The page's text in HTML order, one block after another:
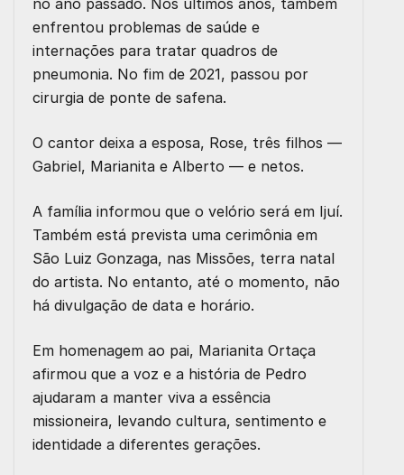
enfrentou problemas de saúde e
internações para tratar quadros de
pneumonia. No fim de 2021, passou por
cirurgia de ponte de safena.
O cantor deixa a esposa, Rose, três filhos —
Gabriel, Marianita e Alberto — e netos.
A família informou que o velório será em Ijuí.
Também está prevista uma cerimônia em
São Luiz Gonzaga, nas Missões, terra natal
do artista. No entanto, até o momento, não
há divulgação de data e horário.
Em homenagem ao pai, Marianita Ortaça
afirmou que a voz e a história de Pedro
ajudaram a manter viva a essência
missioneira, levando cultura, sentimento e
identidade a diferentes gerações.